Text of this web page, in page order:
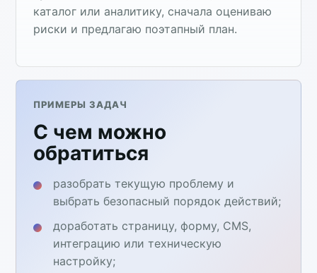
каталог или аналитику, сначала оцениваю
риски и предлагаю поэтапный план.
ПРИМЕРЫ ЗАДАЧ
С чем можно
обратиться
разобрать текущую проблему и
выбрать безопасный порядок действий;
доработать страницу, форму, CMS,
интеграцию или техническую
настройку;